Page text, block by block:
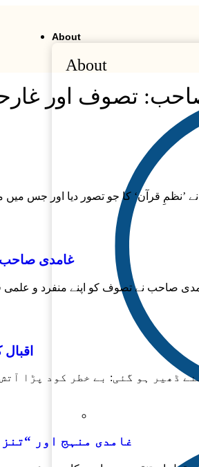
About
About
تصوف اور
نے ’نظمِ قرآن‘ کا جو تصور دیا اور جس میں
غامدی
صاحب نے تصوف کو اپنے منفرد و
ڈھیر ہو گئی: بے خطر کود پڑا
غامدی منہج اور